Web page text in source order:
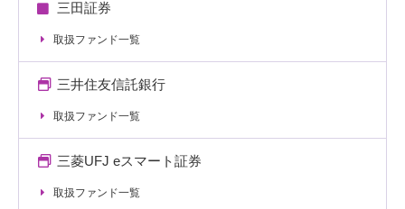
三田証券
取扱ファンド一覧
三井住友信託銀行
取扱ファンド一覧
三菱UFJ eスマート証券
取扱ファンド一覧